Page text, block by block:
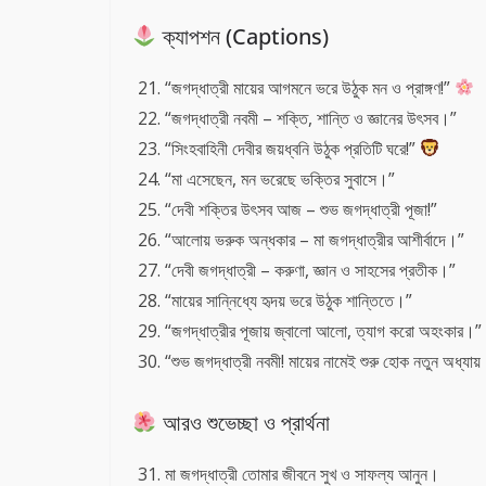
ক্যাপশন (Captions)
“জগদ্ধাত্রী মায়ের আগমনে ভরে উঠুক মন ও প্রাঙ্গণ!”
“জগদ্ধাত্রী নবমী – শক্তি, শান্তি ও জ্ঞানের উৎসব।”
“সিংহবাহিনী দেবীর জয়ধ্বনি উঠুক প্রতিটি ঘরে!”
“মা এসেছেন, মন ভরেছে ভক্তির সুবাসে।”
“দেবী শক্তির উৎসব আজ – শুভ জগদ্ধাত্রী পূজা!”
“আলোয় ভরুক অন্ধকার – মা জগদ্ধাত্রীর আশীর্বাদে।”
“দেবী জগদ্ধাত্রী – করুণা, জ্ঞান ও সাহসের প্রতীক।”
“মায়ের সান্নিধ্যে হৃদয় ভরে উঠুক শান্তিতে।”
“জগদ্ধাত্রীর পূজায় জ্বালো আলো, ত্যাগ করো অহংকার।”
“শুভ জগদ্ধাত্রী নবমী! মায়ের নামেই শুরু হোক নতুন
আরও শুভেচ্ছা ও প্রার্থনা
মা জগদ্ধাত্রী তোমার জীবনে সুখ ও সাফল্য আনুন।